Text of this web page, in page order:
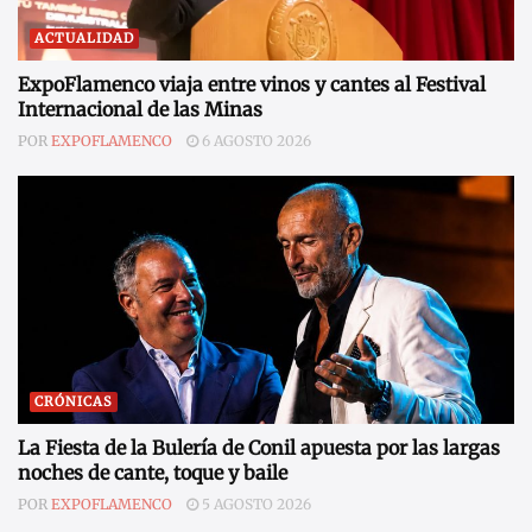
ACTUALIDAD
ExpoFlamenco viaja entre vinos y cantes al Festival
Internacional de las Minas
POR EXPOFLAMENCO 6 AGOSTO 2026
CRÓNICAS
La Fiesta de la Bulería de Conil apuesta por las largas
noches de cante, toque y baile
POR EXPOFLAMENCO 5 AGOSTO 2026